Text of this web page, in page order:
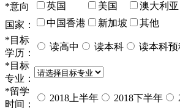
*意向
国家：
英国 美国 澳大利亚
中国香港
新加坡
其他
* 目标
学历：
读高中 读本科 读本科预
* 目标
专业：
*留学
时间：
2018上半年 2018下半年